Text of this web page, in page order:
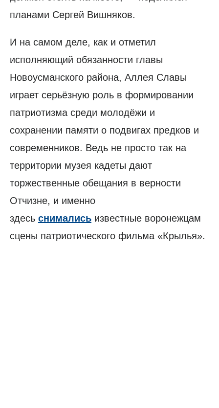
планами Сергей Вишняков.
И на самом деле, как и отметил
исполняющий обязанности главы
Новоусманского района, Аллея Славы
играет серьёзную роль в формировании
патриотизма среди молодёжи и
сохранении памяти о подвигах предков и
современников. Ведь не просто так на
территории музея кадеты дают
торжественные обещания в верности
Отчизне, и именно
здесь снимались известные воронежцам
сцены патриотического фильма «Крылья».